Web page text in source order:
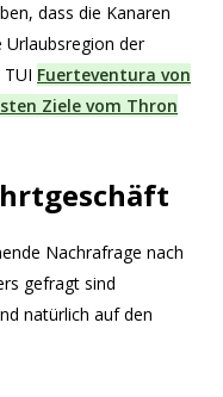
dass die Kanaren
der
Fuerteventura von
Ziele vom Thron
Nachrafrage nach
gefragt sind
natürlich auf den